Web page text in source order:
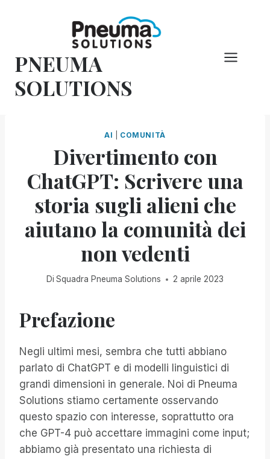
PNEUMA
SOLUTIONS
AI COMUNITÀ
Divertimento con
ChatGPT: Scrivere una
storia sugli alieni che
aiutano la comunità dei
non vedenti
Di Squadra Pneuma Solutions 2 aprile 2023
Prefazione
Negli ultimi mesi, sembra che tutti abbiano
parlato di ChatGPT e di modelli linguistici di
grandi dimensioni in generale. Noi di Pneuma
Solutions stiamo certamente osservando
questo spazio con interesse, soprattutto ora
che GPT-4 può accettare immagini come input;
abbiamo già presentato una richiesta di